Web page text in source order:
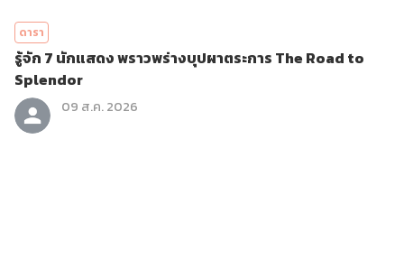
ดารา
รู้จัก 7 นักแสดง พราวพร่างบุปผาตระการ The Road to
Splendor
09 ส.ค. 2026